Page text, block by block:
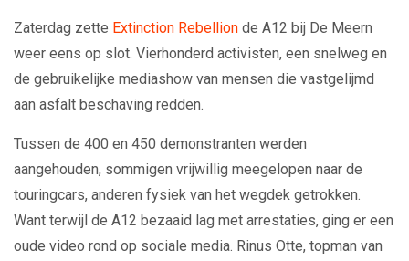
Zaterdag zette Extinction Rebellion de A12 bij De Meern
weer eens op slot. Vierhonderd activisten, een snelweg en
de gebruikelijke mediashow van mensen die vastgelijmd
aan asfalt beschaving redden.
Tussen de 400 en 450 demonstranten werden
aangehouden, sommigen vrijwillig meegelopen naar de
touringcars, anderen fysiek van het wegdek getrokken.
Want terwijl de A12 bezaaid lag met arrestaties, ging er een
oude video rond op sociale media. Rinus Otte, topman van